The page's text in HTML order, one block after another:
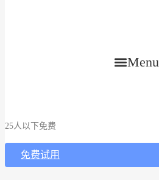
Menu
25人以下免费
免费试用